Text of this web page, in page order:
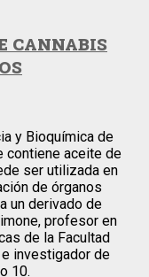
CANNABIS
y Bioquímica de
contiene aceite de
ser utilizada en
de órganos
un derivado de
profesor en
de la Facultad
investigador de
10.